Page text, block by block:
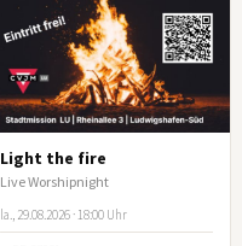
Light the fire
Live Worshipnight
la., 29.08.2026 · 18:00 Uhr